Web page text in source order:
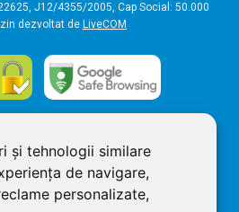
și tehnologii similare
de navigare,
personalizate,
J12/4355/2005, Cap Social: 50.000
dezvoltat de LiveCOM